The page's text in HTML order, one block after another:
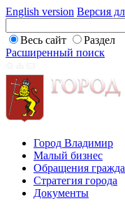
English version Версия
Весь сайт
Раздел
Расширенный поиск
Город Владимир
Малый бизнес
Обращения
Стратегия города
Документы